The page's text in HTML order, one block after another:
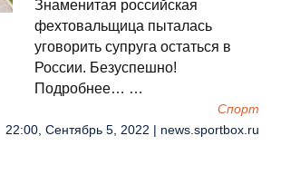
Знаменитая российская
фехтовальщица пыталась
уговорить супруга остаться в
России. Безуспешно!
Подробнее… …
Спорт
22:00, Сентябрь 5, 2022 | news.sportbox.ru